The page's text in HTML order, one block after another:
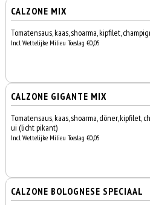
CALZONE MIX
Tomatensaus, kaas, shoarma, kipfilet,
Incl. Wettelijke Milieu Toeslag €0,05
CALZONE GIGANTE MIX
Tomatensaus, kaas, shoarma, döner, kipfilet,
ui (licht pikant)
Incl. Wettelijke Milieu Toeslag €0,05
CALZONE BOLOGNESE SPECIAAL